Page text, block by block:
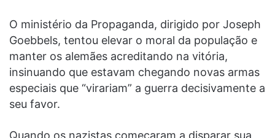
O ministério da Propaganda, dirigido por Joseph
Goebbels, tentou elevar o moral da população e
manter os alemães acreditando na vitória,
insinuando que estavam chegando novas armas
especiais que “virariam” a guerra decisivamente a
seu favor.
Quando os nazistas começaram a disparar sua